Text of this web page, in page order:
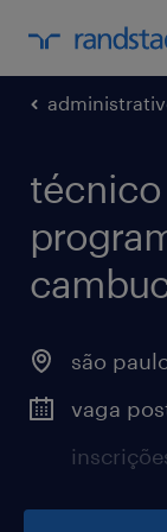
técnico
são
vaga